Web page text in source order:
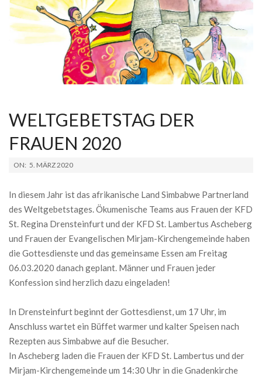
WELTGEBETSTAG DER
FRAUEN 2020
2020-
05
ON: 5. MÄRZ 2020
In diesem Jahr ist das afrikanische Land Simbabwe Partnerland
des Weltgebetstages. Ökumenische Teams aus Frauen der KFD
St. Regina Drensteinfurt und der KFD St. Lambertus Ascheberg
und Frauen der Evangelischen Mirjam-Kirchengemeinde haben
die Gottesdienste und das gemeinsame Essen am Freitag
06.03.2020 danach geplant. Männer und Frauen jeder
Konfession sind herzlich dazu eingeladen!
In Drensteinfurt beginnt der Gottesdienst, um 17 Uhr, im
Anschluss wartet ein Büffet warmer und kalter Speisen nach
Rezepten aus Simbabwe auf die Besucher.
In Ascheberg laden die Frauen der KFD St. Lambertus und der
Mirjam-Kirchengemeinde um 14:30 Uhr in die Gnadenkirche